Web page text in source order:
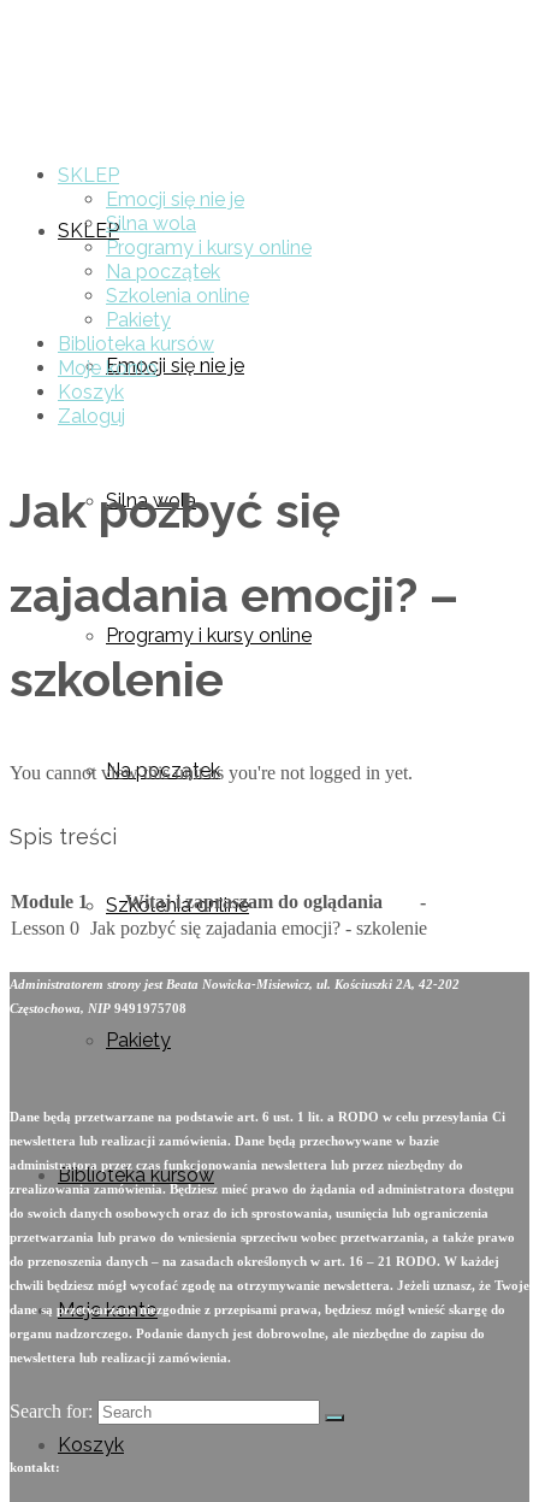
SKLEP
Emocji się nie je
Silna wola
Programy i kursy online
Na początek
Szkolenia online
Pakiety
Biblioteka kursów
Moje konto
Koszyk
SKLEP
Emocji się nie je
Silna wola
Programy i kursy online
Na początek
Szkolenia online
Pakiety
Biblioteka kursów
Moje konto
Koszyk
Zaloguj
Jak pozbyć się
zajadania emocji? –
szkolenie
You cannot view this unit as you're not logged in yet.
Spis treści
Module 1 Witaj i zapraszam do oglądania
-
Lesson 0 Jak pozbyć się zajadania emocji? - szkolenie
Administratorem strony jest Beata Nowicka-Misiewicz, ul. Kościuszki 2A, 42-202
Częstochowa, NIP 9491975708
Dane będą przetwarzane na podstawie art. 6 ust. 1 lit. a RODO w celu przesyłania Ci
newslettera lub realizacji zamówienia. Dane będą przechowywane w bazie
administratora przez czas funkcjonowania newslettera lub przez niezbędny do
zrealizowania zamówienia. Będziesz mieć prawo do żądania od administratora dostępu
do swoich danych osobowych oraz do ich sprostowania, usunięcia lub ograniczenia
przetwarzania lub prawo do wniesienia sprzeciwu wobec przetwarzania, a także prawo
do przenoszenia danych – na zasadach określonych w art. 16 – 21 RODO. W każdej
chwili będziesz mógł wycofać zgodę na otrzymywanie newslettera. Jeżeli uznasz, że Twoje
dane są przetwarzane niezgodnie z przepisami prawa, będziesz mógł wnieść skargę do
organu nadzorczego. Podanie danych jest dobrowolne, ale niezbędne do zapisu do
newslettera lub realizacji zamówienia.
Search for:
kontakt: